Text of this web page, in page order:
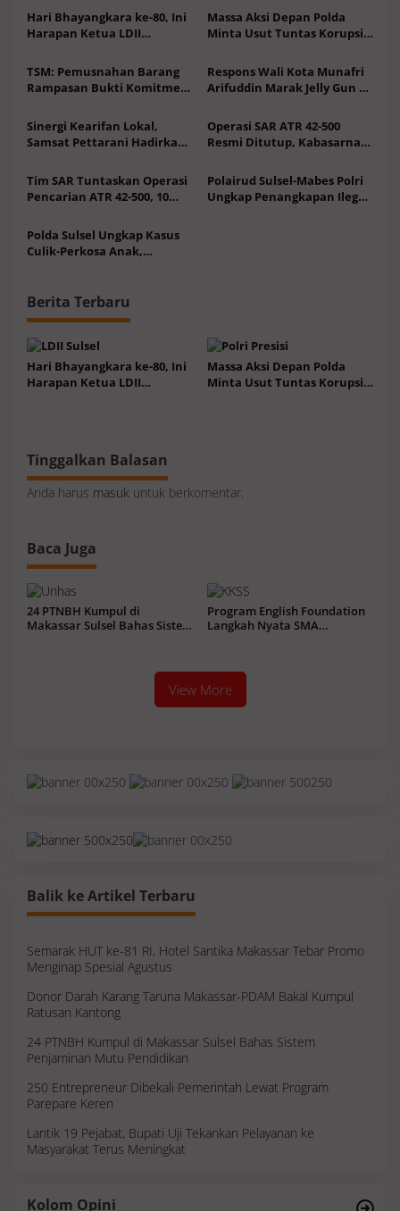
Hari Bhayangkara ke-80, Ini
Harapan Ketua LDII
Massa Aksi Depan Polda
Minta Usut Tuntas Korupsi
2018
TSM: Pemusnahan Barang
Rampasan Bukti Komitmen
Respons Wali Kota Munafri
Arifuddin Marak Jelly Gun di
Sinergi Kearifan Lokal,
Samsat Pettarani Hadirkan
Mappatabe
Operasi SAR ATR 42-500
Resmi Ditutup, Kabasarnas
Tim SAR Tuntaskan Operasi
Pencarian ATR 42-500, 10
Meninggal Dunia
Polairud Sulsel-Mabes Polri
Ungkap Penangkapan Ilegal
Polda Sulsel Ungkap Kasus
Culik-Perkosa Anak,
Berita Terbaru
Hari Bhayangkara ke-80, Ini
Harapan Ketua LDII
Massa Aksi Depan Polda
Minta Usut Tuntas Korupsi
Tinggalkan Balasan
Anda harus masuk untuk berkomentar.
Baca Juga
24 PTNBH Kumpul di
Makassar Sulsel Bahas Sistem
Program English Foundation
Langkah Nyata SMA
View More
Balik ke Artikel Terbaru
Semarak HUT ke-81 RI, Hotel Santika Makassar Tebar Promo
Menginap Spesial Agustus
Donor Darah Karang Taruna Makassar-PDAM Bakal Kumpul
Ratusan Kantong
24 PTNBH Kumpul di Makassar Sulsel Bahas Sistem
Penjaminan Mutu Pendidikan
250 Entrepreneur Dibekali Pemerintah Lewat Program
Parepare Keren
Lantik 19 Pejabat, Bupati Uji Tekankan Pelayanan ke
Masyarakat Terus Meningkat
Kolom Opini